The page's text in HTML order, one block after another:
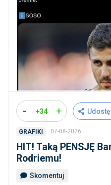
- +34 +
GRAFIKI 07-08-2026
HIT! Taką PENSJĘ
Rodriemu!
Skomentuj